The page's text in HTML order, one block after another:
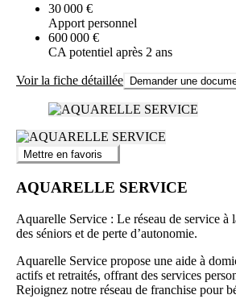
30 000 €
Apport personnel
600 000 €
CA potentiel après 2 ans
Voir la fiche détaillée Demander une
Mettre en favoris
AQUARELLE SERVICE
Aquarelle Service : Le réseau de service à
des séniors et de perte d’autonomie.
Aquarelle Service propose une aide à
actifs et retraités, offrant des services
Rejoignez notre réseau de franchise pour